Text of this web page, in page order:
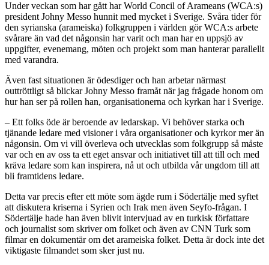
Under veckan som har gått har World Concil of Arameans (WCA:s)
president Johny Messo hunnit med mycket i Sverige. Svåra tider för
den syrianska (arameiska) folkgruppen i världen gör WCA:s arbete
svårare än vad det någonsin har varit och man har en uppsjö av
uppgifter, evenemang, möten och projekt som man hanterar parallellt
med varandra.
Även fast situationen är ödesdiger och han arbetar närmast
outtröttligt så blickar Johny Messo framåt när jag frågade honom om
hur han ser på rollen han, organisationerna och kyrkan har i Sverige.
– Ett folks öde är beroende av ledarskap. Vi behöver starka och
tjänande ledare med visioner i våra organisationer och kyrkor mer än
någonsin. Om vi vill överleva och utvecklas som folkgrupp så måste
var och en av oss ta ett eget ansvar och initiativet till att till och med
kräva ledare som kan inspirera, nå ut och utbilda vår ungdom till att
bli framtidens ledare.
Detta var precis efter ett möte som ägde rum i Södertälje med syftet
att diskutera kriserna i Syrien och Irak men även Seyfo-frågan. I
Södertälje hade han även blivit intervjuad av en turkisk författare
och journalist som skriver om folket och även av CNN Turk som
filmar en dokumentär om det arameiska folket. Detta är dock inte det
viktigaste filmandet som sker just nu.